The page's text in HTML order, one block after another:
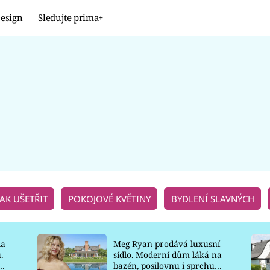
Sledujte prima+
UŠETŘIT POKOJOVÉ KVĚTINY BYDLENÍ SLAVNÝCH
Meg Ryan prodává luxusní
sídlo. Moderní dům láká na
bazén, posilovnu i sprchu